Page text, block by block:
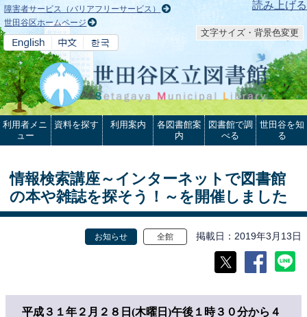
本文へ 読み上げる
障害者サービス（バリアフリーサービス）
世田谷区ホームページ
文字サイズ・背景色変更
利用者メニ
ュー
資料を探す 利用案内
各図書館案
内
図書館で調
べる
世田谷を知
る
情報検索講座～インターネットで図書館
の本や雑誌を探そう！～を開催しました
お知らせ 全館 掲載日 2019年3月13日
平成３１年２月２８日(木曜日)午後１時３０分から４